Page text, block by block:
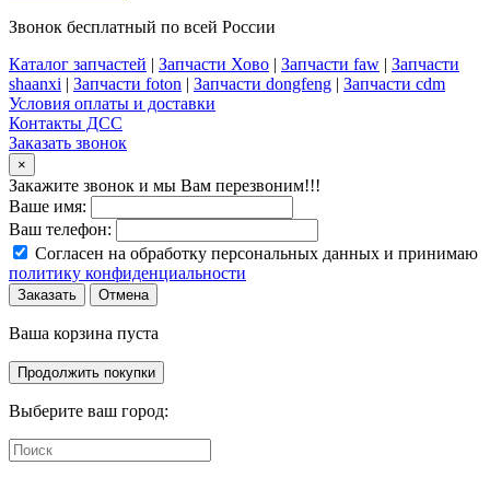
Звонок бесплатный по всей России
Каталог запчастей | Запчасти Хово | Запчасти faw | Запчасти
shaanxi | Запчасти foton | Запчасти dongfeng | Запчасти cdm
Условия оплаты и доставки
Контакты ДСС
Заказать звонок
×
Закажите звонок и мы Вам перезвоним!!!
Ваше имя:
Ваш телефон:
Согласен на обработку персональных данных и принимаю
политику конфиденциальности
Заказать Отмена
Ваша корзина пуста
Продолжить покупки
Выберите ваш город: